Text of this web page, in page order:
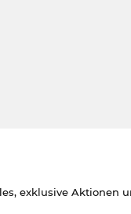
exklusive Aktionen